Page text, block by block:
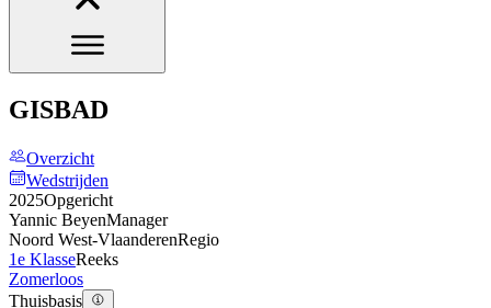
GISBAD
Overzicht
Wedstrijden
2025Opgericht
Yannic BeyenManager
Noord West-VlaanderenRegio
1e KlasseReeks
Zomerloos
Thuisbasis